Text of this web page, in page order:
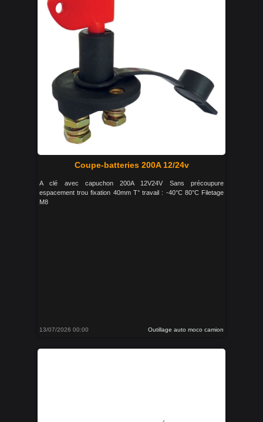
Coupe-batteries 200A 12/24v
A clé avec capuchon 200A 12V24V Sans précoupure
espacement trou fixation 40mm T° travail : -40°C 80°C Filetage
M8
13/07/2026 00:00 Outillage auto moco camion